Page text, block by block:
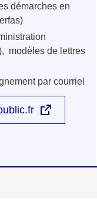
démarches en
modèles de lettres
par courriel